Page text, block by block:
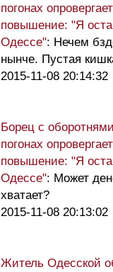
погонах
повышение: "Я
Одессе": Нечем
нынче. Пустая
2015-11-08 20:14:32
Борец с
погонах
повышение: "Я
Одессе": Может
хватает?
2015-11-08 20:13:02
Житель Одесской